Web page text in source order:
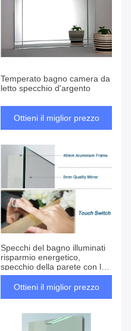
Temperato bagno camera da
letto specchio d'argento
Ottieni il miglior prezzo
Specchi del bagno illuminati
risparmio energetico,
specchio della parete con le
luci principali
Ottieni il miglior prezzo